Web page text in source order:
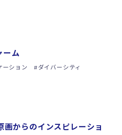
ーム
ーション
ダイバーシティ
画からのインスピレーショ